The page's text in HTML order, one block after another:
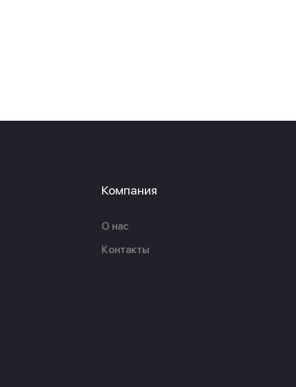
Компания
О нас
Контакты